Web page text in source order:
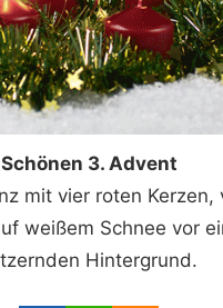
Schönen 3. Advent
mit vier roten Kerzen,
weißem Schnee vor
Hintergrund.